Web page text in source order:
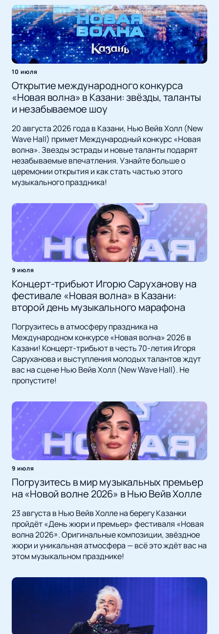
10 июля
Открытие международного конкурса
«Новая волна» в Казани: звёзды, таланты
и незабываемое шоу
20 августа 2026 года в Казани, Нью Вейв Холл (New
Wave Hall) примет Международный конкурс «Новая
волна». Звезды эстрады и новые таланты подарят
незабываемые впечатления. Узнайте больше о
церемонии открытия и как стать частью этого
музыкального праздника!
9 июля
Концерт-трибьют Игорю Саруханову на
фестивале «Новая волна» в Казани:
второй день музыкального марафона
Погрузитесь в атмосферу праздника на
Международном конкурсе «Новая волна» 2026 в
Казани! Концерт-трибьют в честь 70-летия Игоря
Саруханова и выступления молодых талантов ждут
вас на сцене Нью Вейв Холл (New Wave Hall). Не
пропустите!
9 июля
Погрузитесь в мир музыкальных премьер
на «Новой волне 2026» в Нью Вейв Холле
23 августа в Нью Вейв Холле на берегу Казанки
пройдёт «День жюри и премьер» фестиваля «Новая
волна 2026». Оригинальные композиции, звёздное
жюри и уникальная атмосфера — всё это ждёт вас на
этом музыкальном празднике!